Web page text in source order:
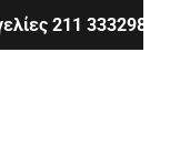
211 3332983 -